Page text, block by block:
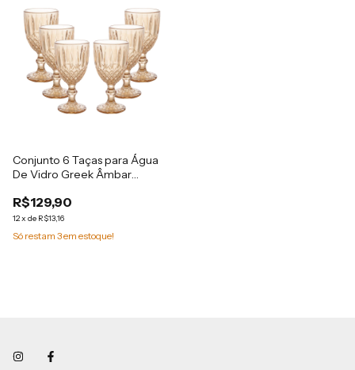
Conjunto 6 Taças para Água
De Vidro Greek Âmbar
R$129,90
12x de R$13,16
Só restam 3em estoque!